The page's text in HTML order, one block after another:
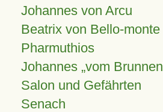
Johannes von Arcu
Beatrix von Bello-monte
Pharmuthios
Johannes vom Brunnen
Salon und Gefährten
Senach